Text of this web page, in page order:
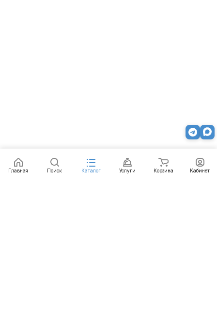
Главная Поиск Каталог Услуги Корзина Кабинет